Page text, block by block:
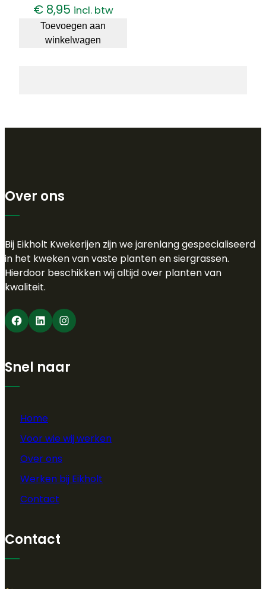
€8,95 incl. btw
Toevoegen aan
winkelwagen
Over ons
Bij Eikholt Kwekerijen zijn we jarenlang gespecialiseerd
in het kweken van vaste planten en siergrassen.
Hierdoor beschikken wij altijd over planten van
kwaliteit.
Facebook LinkedIn Instagram
Snel naar
Home
Voor wie wij werken
Over ons
Werken bij Eikholt
Contact
Contact